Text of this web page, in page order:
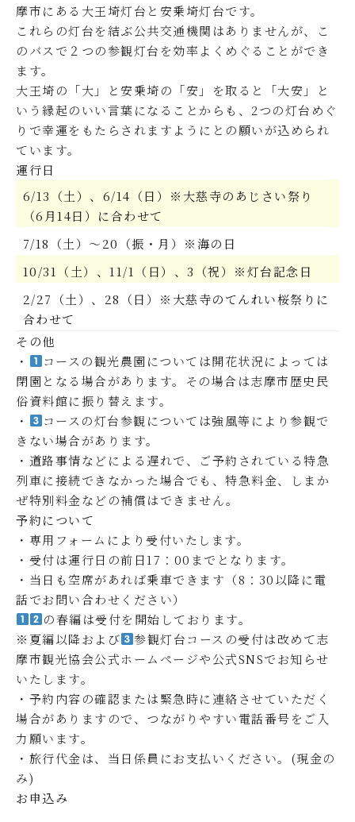
摩市にある大王埼灯台と安乗埼灯台です。
これらの灯台を結ぶ公共交通機関はありませんが、こ
のバスで２つの参観灯台を効率よくめぐることができ
ます。
大王埼の「大」と安乗埼の「安」を取ると「大安」と
いう縁起のいい言葉になることからも、2つの灯台めぐ
りで幸運をもたらされますようにとの願いが込められ
ています。
運行日
6/13（土）、6/14（日）※大慈寺のあじさい祭り
（6月14日）に合わせて
7/18（土）～20（振・月）※海の日
10/31（土）、11/1（日）、3（祝）※灯台記念日
2/27（土）、28（日）※大慈寺のてんれい桜祭りに
合わせて
その他
・
コースの観光農園については開花状況によっては
閉園となる場合があります。その場合は志摩市歴史民
俗資料館に振り替えます。
・
コースの灯台参観については強風等により参観で
きない場合があります。
・道路事情などによる遅れで、ご予約されている特急
列車に接続できなかった場合でも、特急料金、しまか
ぜ特別料金などの補償はできません。
予約について
・専用フォームにより受付いたします。
・受付は運行日の前日17：00までとなります。
・当日も空席があれば乗車できます（8：30以降に電
話でお問い合わせください）
の春編は受付を開始しております。
※夏編以降および
参観灯台コースの受付は改めて志
摩市観光協会公式ホームページや公式SNSでお知らせ
いたします。
・予約内容の確認または緊急時に連絡させていただく
場合がありますので、つながりやすい電話番号をご入
力願います。
・旅行代金は、当日係員にお支払いください。(現金の
み)
お申込み